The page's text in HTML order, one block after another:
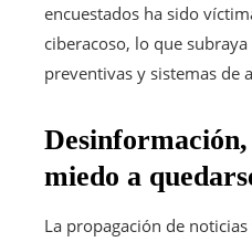
encuestados ha sido
ciberacoso, lo que
preventivas y sistemas de
miedo a
La propagación de